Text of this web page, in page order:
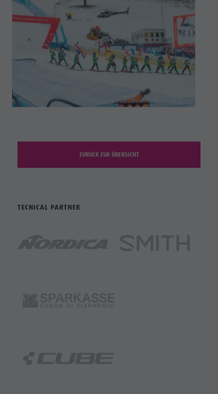
ZURÜCK ZUR ÜBERSICHT
TECNICAL PARTNER